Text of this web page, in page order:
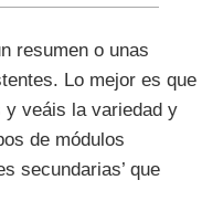
resumen o unas
Lo mejor es que
veáis la variedad y
de módulos
secundarias’ que